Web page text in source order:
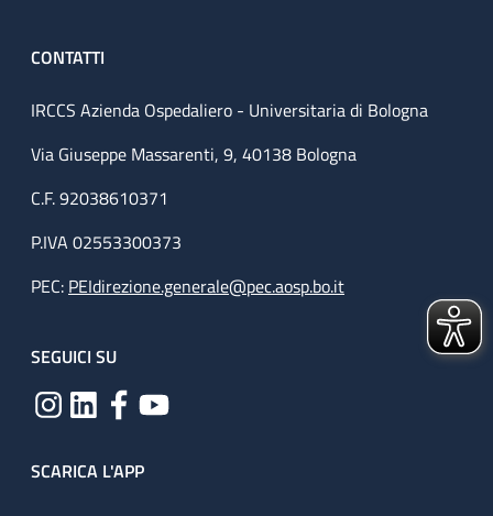
CONTATTI
IRCCS Azienda Ospedaliero - Universitaria di Bologna
Via Giuseppe Massarenti, 9, 40138 Bologna
C.F. 92038610371
P.IVA 02553300373
PEC: PEIdirezione.generale@pec.aosp.bo.it
SEGUICI SU
SCARICA L'APP